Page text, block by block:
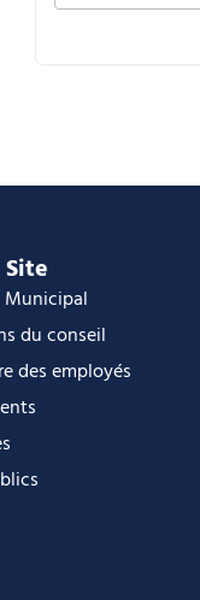
Municipal
du conseil
des employés